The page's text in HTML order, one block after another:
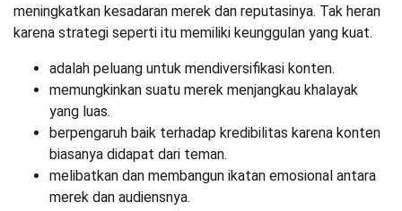
meningkatkan kesadaran merek dan reputasinya. Tak heran
karena strategi seperti itu memiliki keunggulan yang kuat.
adalah peluang untuk mendiversifikasi konten.
memungkinkan suatu merek menjangkau khalayak
yang luas.
berpengaruh baik terhadap kredibilitas karena konten
biasanya didapat dari teman.
melibatkan dan membangun ikatan emosional antara
merek dan audiensnya.